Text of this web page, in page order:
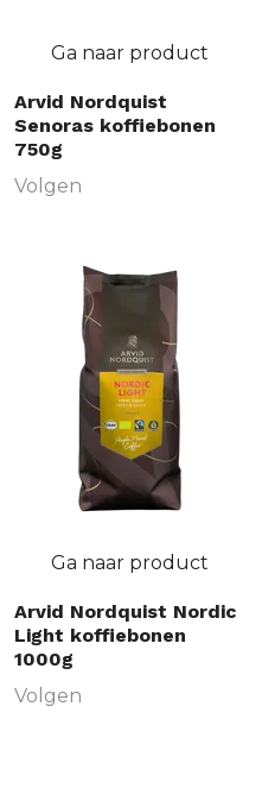
Ga naar product
Arvid Nordquist
Senoras koffiebonen
750g
Volgen
Ga naar product
Arvid Nordquist Nordic
Light koffiebonen
1000g
Volgen